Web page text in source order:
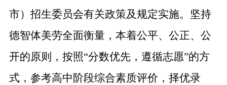
市）招生委员会有关政策及规定实施。坚持
德智体美劳全面衡量，本着公平、公正、公
开的原则，按照“分数优先，遵循志愿”的方
式，参考高中阶段综合素质评价，择优录